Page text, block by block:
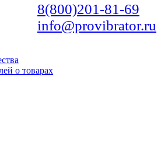
8(800)201-81-69
info@provibrator.ru
о товарах